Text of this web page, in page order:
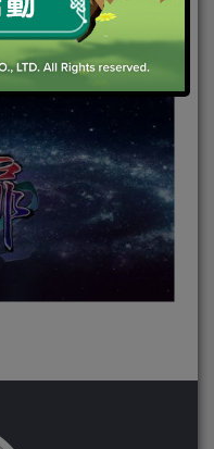
》變革最大的一代，
特設定風格，將歷史
別樣山海傳奇之旅。